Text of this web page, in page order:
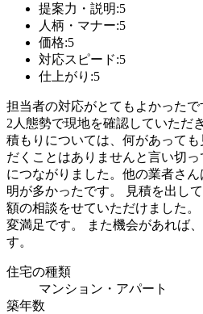
提案力・説明:5
人柄・マナー:5
価格:5
対応スピード:5
仕上がり:5
担当者の対応がとてもよかった
2人態勢で現地を確認していただ
積もりについては、何があって
だくことはありませんと言い切
につながりました。他の業者さ
明が多かったです。 見積を出し
額の相談をせていただけました
変満足です。 また機会があれば
す。
住宅の種類
マンション・アパート
築年数